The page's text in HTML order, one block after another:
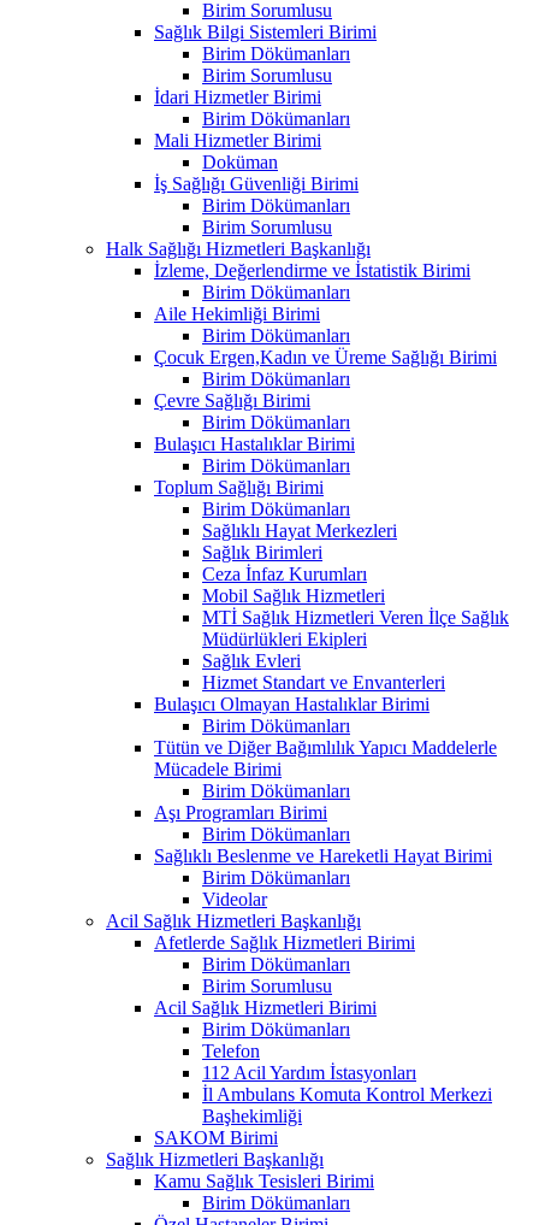
Birim Sorumlusu
Sağlık Bilgi Sistemleri Birimi
Birim Dökümanları
Birim Sorumlusu
İdari Hizmetler Birimi
Birim Dökümanları
Mali Hizmetler Birimi
Doküman
İş Sağlığı Güvenliği Birimi
Birim Dökümanları
Birim Sorumlusu
Halk Sağlığı Hizmetleri Başkanlığı
İzleme, Değerlendirme ve İstatistik Birimi
Birim Dökümanları
Aile Hekimliği Birimi
Birim Dökümanları
Çocuk Ergen,Kadın ve Üreme Sağlığı Birimi
Birim Dökümanları
Çevre Sağlığı Birimi
Birim Dökümanları
Bulaşıcı Hastalıklar Birimi
Birim Dökümanları
Toplum Sağlığı Birimi
Birim Dökümanları
Sağlıklı Hayat Merkezleri
Sağlık Birimleri
Ceza İnfaz Kurumları
Mobil Sağlık Hizmetleri
MTİ Sağlık Hizmetleri Veren İlçe Sağlık
Müdürlükleri Ekipleri
Sağlık Evleri
Hizmet Standart ve Envanterleri
Bulaşıcı Olmayan Hastalıklar Birimi
Birim Dökümanları
Tütün ve Diğer Bağımlılık Yapıcı Maddelerle
Mücadele Birimi
Birim Dökümanları
Aşı Programları Birimi
Birim Dökümanları
Sağlıklı Beslenme ve Hareketli Hayat Birimi
Birim Dökümanları
Videolar
Acil Sağlık Hizmetleri Başkanlığı
Afetlerde Sağlık Hizmetleri Birimi
Birim Dökümanları
Birim Sorumlusu
Acil Sağlık Hizmetleri Birimi
Birim Dökümanları
Telefon
112 Acil Yardım İstasyonları
İl Ambulans Komuta Kontrol Merkezi
Başhekimliği
SAKOM Birimi
Sağlık Hizmetleri Başkanlığı
Kamu Sağlık Tesisleri Birimi
Birim Dökümanları